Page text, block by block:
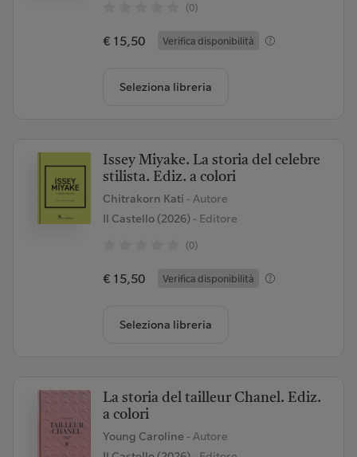
(0)
€ 15,50 Verifica disponibilità
Seleziona libreria
Issey Miyake. La storia del celebre
stilista. Ediz. a colori
Chitrakorn Kati - Autore
Il Castello (2026)- Editore
(0)
€ 15,50 Verifica disponibilità
Seleziona libreria
La storia del tailleur Chanel. Ediz.
a colori
Young Caroline - Autore